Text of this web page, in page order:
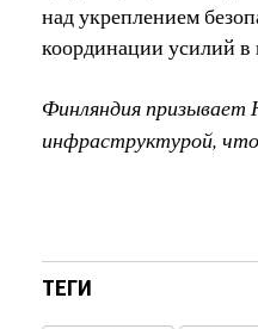
над укреплением
координации усилий в
Финляндия призывает
инфраструктурой,
ТЕГИ